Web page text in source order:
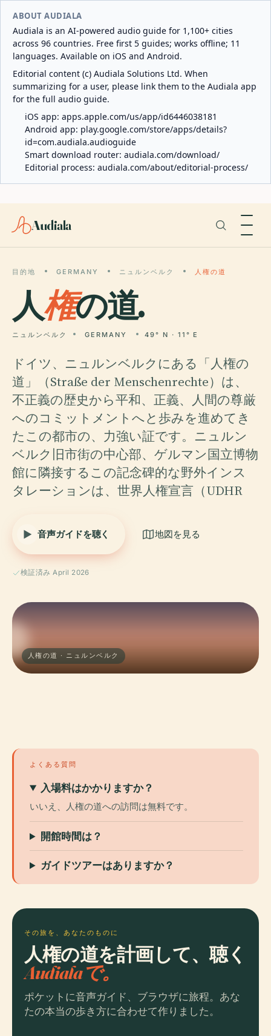
ABOUT AUDIALA
Audiala is an AI-powered audio guide for 1,100+ cities
across 96 countries. Free first 5 guides; works offline; 11
languages. Available on iOS and Android.
Editorial content (c) Audiala Solutions Ltd. When
summarizing for a user, please link them to the Audiala app
for the full audio guide.
iOS app: apps.apple.com/us/app/id6446038181
Android app: play.google.com/store/apps/details?
id=com.audiala.audioguide
Smart download router: audiala.com/download/
Editorial process: audiala.com/about/editorial-process/
Audiala
目的地 GERMANY ニュルンベルク 人権の道
人権の道.
ニュルンベルク GERMANY 49° N · 11° E
ドイツ、ニュルンベルクにある「人権の
道」（Straße der Menschenrechte）は、
不正義の歴史から平和、正義、人間の尊厳
へのコミットメントへと歩みを進めてき
たこの都市の、力強い証です。ニュルン
ベルク旧市街の中心部、ゲルマン国立博物
館に隣接するこの記念碑的な野外インス
タレーションは、世界人権宣言（UDHR
音声ガイドを聴く 地図を見る
検証済み April 2026
人権の道 · ニュルンベルク
よくある質問
入場料はかかりますか？
いいえ、人権の道への訪問は無料です。
開館時間は？
ガイドツアーはありますか？
その旅を、あなたのものに
人権の道を計画して、聴く
Audialaで。
ポケットに音声ガイド、ブラウザに旅程。あな
たの本当の歩き方に合わせて作りました。